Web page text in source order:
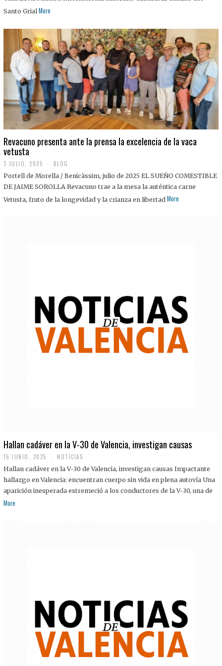
2
5
Santo Grial More
Revacuno presenta ante la prensa la excelencia de la vaca
vetusta
3 JULIO, 2025
J
U
I
BLOG
Portell de Morella / Benicàssim, julio de 2025 EL SUEÑO COMESTIBLE
DE JAIME SOROLLA Revacuno trae a la mesa la auténtica carne
Vetusta, fruto de la longevidad y la crianza en libertad More
Hallan cadáver en la V-30 de Valencia, investigan causas
15 JUNIO, 2025 NOTICIAS
Hallan cadáver en la V-30 de Valencia, investigan causas Impactante
hallazgo en Valencia: encuentran cuerpo sin vida en plena autovía Una
aparición inesperada estremeció a los conductores de la V-30, una de
More